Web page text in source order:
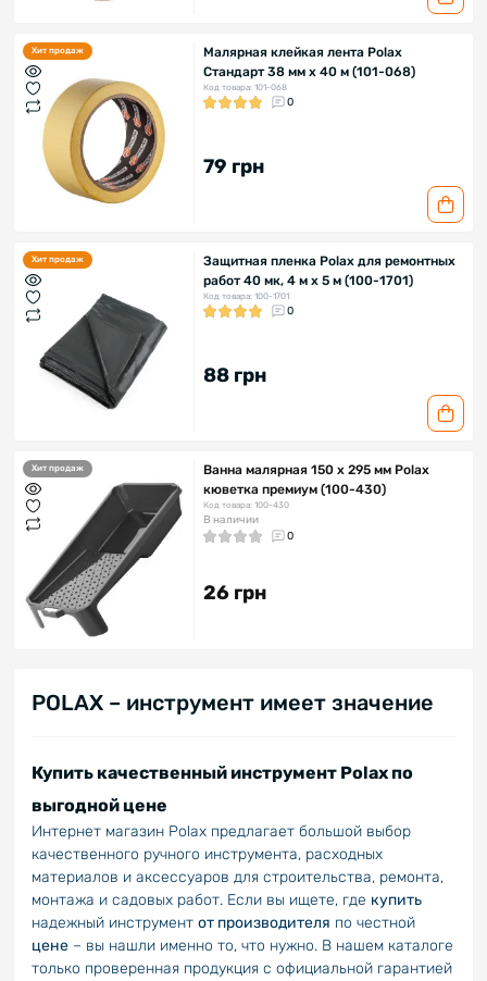
Хит продаж
Малярная клейкая лента Polax
Стандарт 38 мм х 40 м (101-068)
Код товара: 101-068
0
79 грн
Хит продаж
Защитная пленка Polax для ремонтных
работ 40 мк, 4 м х 5 м (100-1701)
Код товара: 100-1701
0
88 грн
Хит продаж
Ванна малярная 150 х 295 мм Polax
кюветка премиум (100-430)
Код товара: 100-430
В наличии
0
26 грн
POLAX – инструмент имеет значение
Купить качественный инструмент Polax по
выгодной цене
Интернет магазин Polax предлагает большой выбор
качественного ручного инструмента, расходных
материалов и аксессуаров для строительства, ремонта,
монтажа и садовых работ. Если вы ищете, где купить
надежный инструмент от производителя по честной
цене – вы нашли именно то, что нужно. В нашем каталоге
только проверенная продукция с официальной гарантией